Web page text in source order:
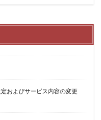
およびサービス内容の変更